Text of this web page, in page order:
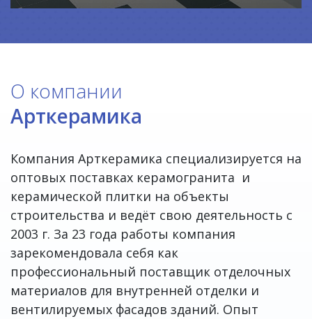
О компании
Арткерамика
Компания Арткерамика специализируется на
оптовых поставках керамогранита и
керамической плитки на объекты
строительства и ведёт свою деятельность с
2003 г. За 23 года работы компания
зарекомендовала себя как
профессиональный поставщик отделочных
материалов для внутренней отделки и
вентилируемых фасадов зданий. Опыт